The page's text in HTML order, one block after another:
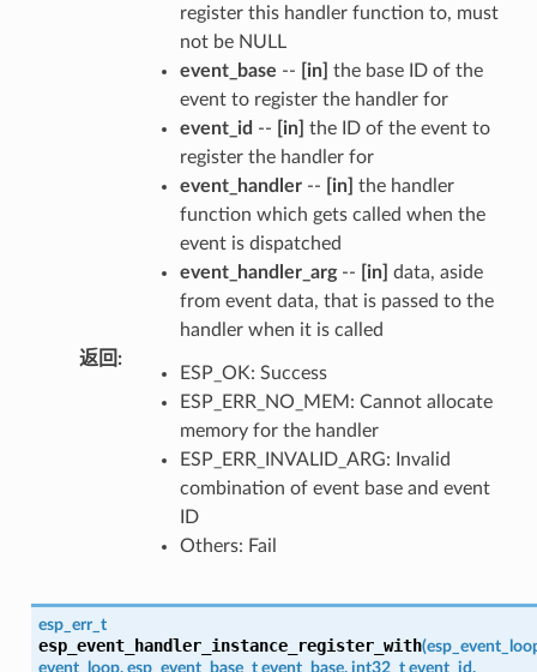
register this handler function to, must
not be NULL
event_base -- [in] the base ID of the
event to register the handler for
event_id -- [in] the ID of the event to
register the handler for
event_handler-- [in] the handler
function which gets called when the
event is dispatched
event_handler_arg-- [in] data, aside
from event data, that is passed to the
handler when it is called
返回 :
ESP_OK: Success
ESP_ERR_NO_MEM: Cannot allocate
memory for the handler
ESP_ERR_INVALID_ARG: Invalid
combination of event base and event
ID
Others: Fail
esp_err_t
esp_event_handler_instance_register_with(
event_loop, esp_event_base_t event_base, int32_t event_id,